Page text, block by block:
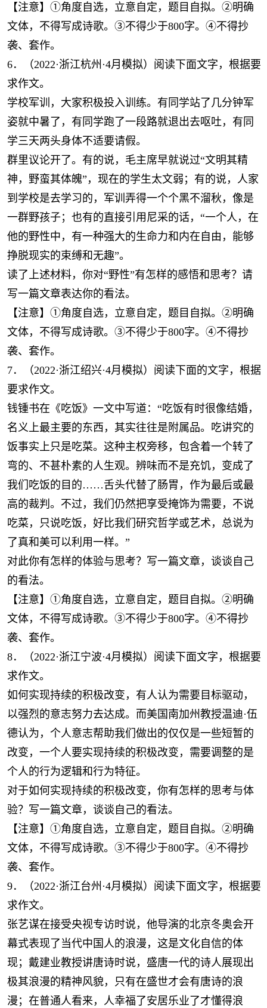
【注意】①角度自选，立意自定，题目自拟。②明确
文体，不得写成诗歌。③不得少于800字。④不得抄
袭、套作。
6．（2022·浙江杭州·4月模拟）阅读下面文字，根据要
求作文。
学校军训，大家积极投入训练。有同学站了几分钟军
姿就中暑了，有同学跑了一段路就退出去呕吐，有同
学三天两头身体不适要请假。
群里议论开了。有的说，毛主席早就说过“文明其精
神，野蛮其体魄”，现在的学生太文弱；有的说，人家
到学校是去学习的，军训弄得一个个黑不溜秋，像是
一群野孩子；也有的直接引用尼采的话，“一个人，在
他的野性中，有一种强大的生命力和内在自由，能够
挣脱现实的束缚和无趣”。
读了上述材料，你对“野性”有怎样的感悟和思考？请
写一篇文章表达你的看法。
【注意】①角度自选，立意自定，题目自拟。②明确
文体，不得写成诗歌。③不得少于800字。④不得抄
袭、套作。
7．（2022·浙江绍兴·4月模拟）阅读下面的文字，根据
要求作文。
钱锺书在《吃饭》一文中写道：“吃饭有时很像结婚，
名义上最主要的东西，其实往往是附属品。吃讲究的
饭事实上只是吃菜。这种主权旁移，包含着一个转了
弯的、不甚朴素的人生观。辨味而不是充饥，变成了
我们吃饭的目的……舌头代替了肠胃，作为最后或最
高的裁判。不过，我们仍然把享受掩饰为需要，不说
吃菜，只说吃饭，好比我们研究哲学或艺术，总说为
了真和美可以利用一样。”
对此你有怎样的体验与思考？写一篇文章，谈谈自己
的看法。
【注意】①角度自选，立意自定，题目自拟。②明确
文体，不得写成诗歌。③不得少于800字。④不得抄
袭、套作。
8．（2022·浙江宁波·4月模拟）阅读下面文字，根据要
求作文。
如何实现持续的积极改变，有人认为需要目标驱动，
以强烈的意志努力去达成。而美国南加州教授温迪·伍
德认为，个人意志帮助我们做出的仅仅是一些短暂的
改变，一个人要实现持续的积极改变，需要调整的是
个人的行为逻辑和行为特征。
对于如何实现持续的积极改变，你有怎样的思考与体
验？写一篇文章，谈谈自己的看法。
【注意】①角度自选，立意自定，题目自拟。②明确
文体，不得写成诗歌。③不得少于800字。④不得抄
袭、套作。
9．（2022·浙江台州·4月模拟）阅读下面文字，根据要
求作文。
张艺谋在接受央视专访时说，他导演的北京冬奥会开
幕式表现了当代中国人的浪漫，这是文化自信的体
现；戴建业教授讲唐诗时说，盛唐一代的诗人展现出
极其浪漫的精神风貌，只有在盛世才会有唐诗的浪
漫；在普通人看来，人幸福了安居乐业了才懂得浪